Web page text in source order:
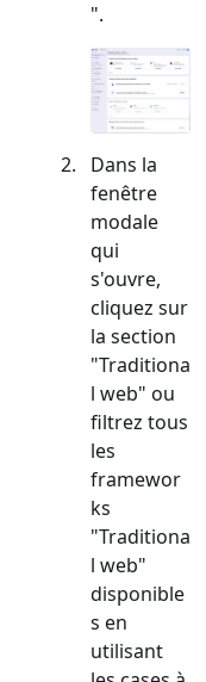
".
Dans la
fenêtre
modale
qui
s'ouvre,
cliquez sur
la section
"Traditiona
l web" ou
filtrez tous
les
framewor
ks
"Traditiona
l web"
disponible
s en
utilisant